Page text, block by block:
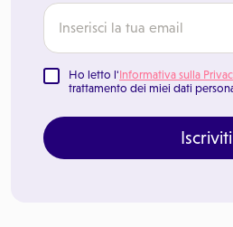
Ho letto l'Informativa sulla
trattamento dei miei dati
Iscriviti